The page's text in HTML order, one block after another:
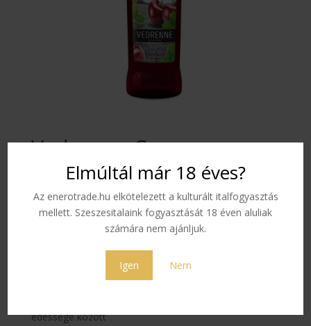
Elmúltál már 18 éves?
Az enerotrade.hu elkötelezett a kulturált italfogyasztás
mellett. Szeszesitalaink fogyasztását 18 éven aluliak
számára nem ajánljuk.
Igen Nem
Vedrenne Cseresznye
Szirup 1,0 L
Merülj el a cseresznyék csodálatos világába a
Vedrenne Sziruppal
rózsaszín piros
Húsos cseresznye édes illata
édessége között